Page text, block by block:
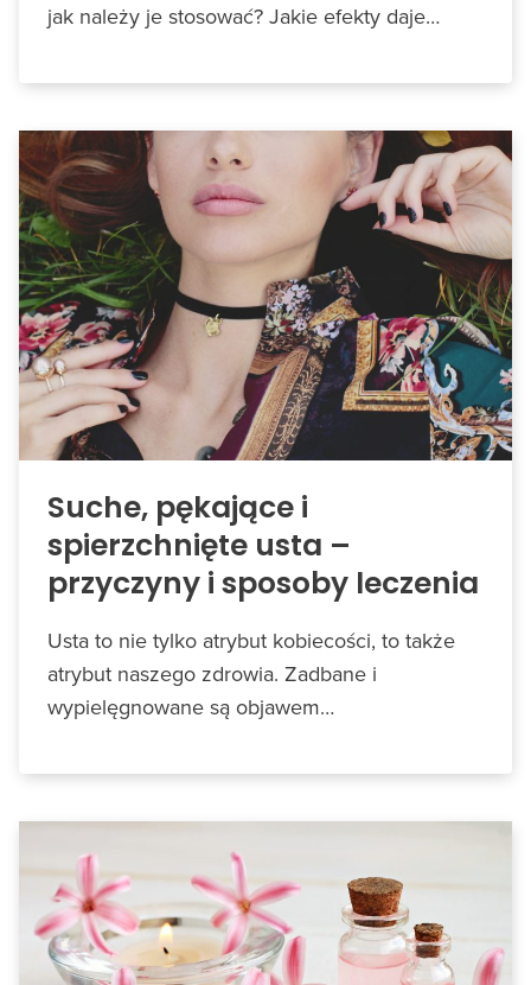
jak należy je stosować? Jakie efekty daje…
Suche, pękające i
spierzchnięte usta –
przyczyny i sposoby leczenia
Usta to nie tylko atrybut kobiecości, to także
atrybut naszego zdrowia. Zadbane i
wypielęgnowane są objawem…